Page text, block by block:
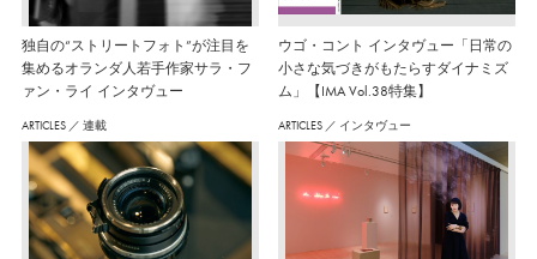
独自の“ストリートフォト”が注目を
集めるオランダ人若手作家サラ・フ
ァン・ライ インタヴュー
ウゴ・コント インタヴュー「日常の
小さな気づきがもたらすダイナミズ
ム」【IMA Vol.38特集】
ARTICLES ／ 連載 ARTICLES ／ インタヴュー